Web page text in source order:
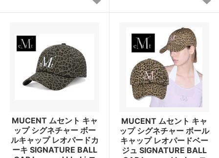
MUCENT ムセント キャ
ップ シグネチャー ボー
ルキャップ レオパードカ
ーキ SIGNATURE BALL
MUCENT ムセント キャ
ップ シグネチャー ボール
キャップ レオパードベー
ジュ SIGNATURE BALL